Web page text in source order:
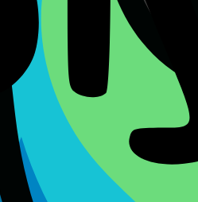
деп танылса, қалған
сіз бен Polyato